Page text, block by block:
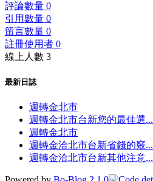
評論數量 0
引用數量 0
留言數量 0
註冊使用者 0
線上人數 3
最新日誌
週轉金北市
週轉金北市台新您的最佳選...
週轉金北市
週轉金洽北市台新省錢的竅...
週轉金洽北市台新其他注意...